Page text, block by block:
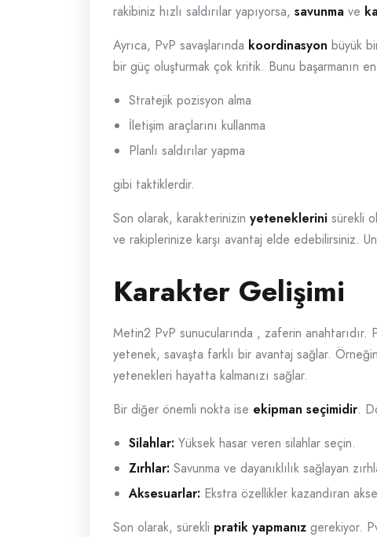
rakibiniz hızlı saldırılar yapıyorsa, savunma ve
Ayrıca, PvP savaşlarında koordinasyon büyük
bir güç oluşturmak çok kritik. Bunu başarmanın
Stratejik pozisyon alma
İletişim araçlarını kullanma
Planlı saldırılar yapma
gibi taktiklerdir.
Son olarak, karakterinizin yeteneklerini sürekli
ve rakiplerinize karşı avantaj elde edebilirsiniz.
Karakter Gelişimi
Metin2 PvP sunucularında , zaferin
yetenek, savaşta farklı bir avantaj sağlar.
yetenekleri hayatta kalmanızı sağlar.
Bir diğer önemli nokta ise ekipman seçimidir.
Silahlar: Yüksek hasar veren silahlar seçin.
Zırhlar: Savunma ve dayanıklılık sağlayan
Aksesuarlar: Ekstra özellikler kazandıran
Son olarak, sürekli pratik yapmanız gerekiyor.